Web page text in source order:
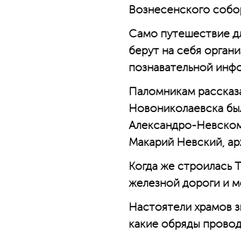
Вознесенского
Само путешествие
берут на себя
познавательной
Паломникам
Новониколаевска
Александро-
Макарий Невский,
Когда же строилась
железной дороги и
Настоятели храмов
какие обряды